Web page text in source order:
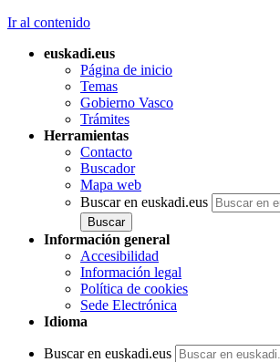
Ir al contenido
euskadi.eus
Página de inicio
Temas
Gobierno Vasco
Trámites
Herramientas
Contacto
Buscador
Mapa web
Buscar en euskadi.eus
Información general
Accesibilidad
Información legal
Política de cookies
Sede Electrónica
Idioma
Buscar en euskadi.eus